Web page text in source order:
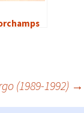
(1989-1992) →